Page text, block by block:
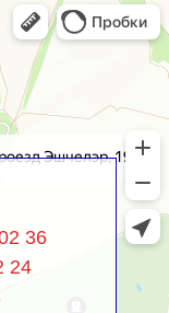
36
24